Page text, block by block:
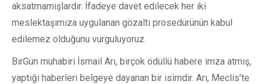
aksatmamışlardır. İfadeye davet edilecek her iki
meslektaşımıza uygulanan gözaltı prosedürünün kabul
edilemez olduğunu vurguluyoruz.
BirGün muhabiri İsmail Arı, birçok ödüllü habere imza atmış,
yaptığı haberleri belgeye dayanan bir isimdir. Arı, Meclis’te